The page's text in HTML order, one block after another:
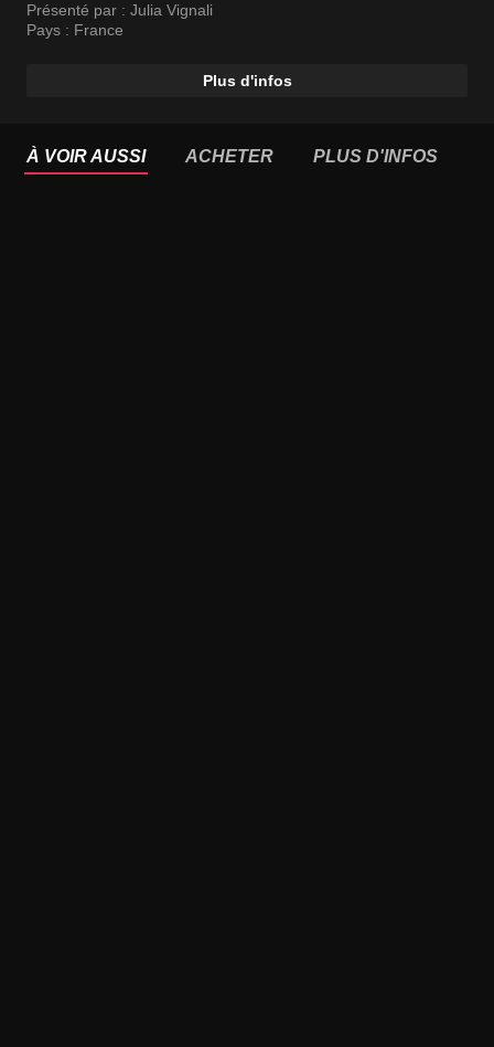
Présenté par : Julia Vignali
Pays : France
Plus d'infos
À VOIR AUSSI ACHETER PLUS D'INFOS